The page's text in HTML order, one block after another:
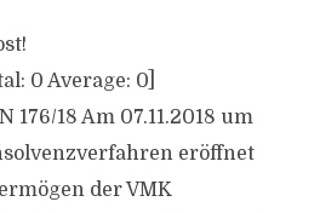
0 Average: 0]
176/18 Am 07.11.2018 um
eröffnet
der VMK